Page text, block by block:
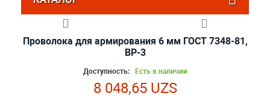
Проволока для армирования 6 мм ГОСТ 7348-81,
ВР-3
Доступность: Есть в наличии
8 048,65 UZS